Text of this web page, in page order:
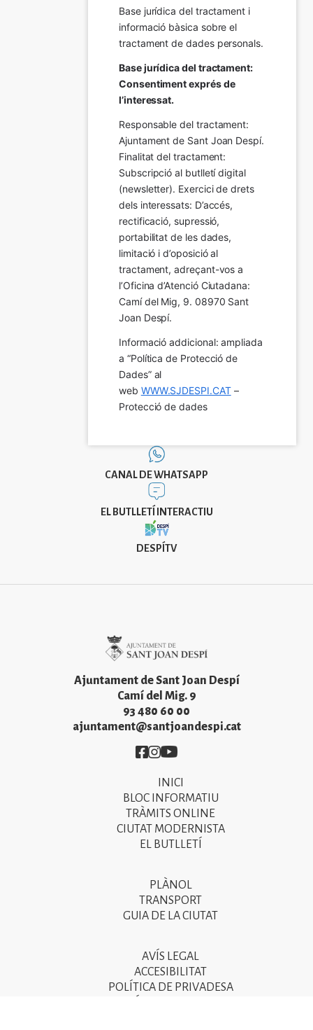
Base jurídica del tractament i
informació bàsica sobre el
tractament de dades personals.
Base jurídica del tractament:
Consentiment exprés de
l’interessat.
Responsable del tractament:
Ajuntament de Sant Joan Despí.
Finalitat del tractament:
Subscripció al butlletí digital
(newsletter). Exercici de drets
dels interessats: D’accés,
rectificació, supressió,
portabilitat de les dades,
limitació i d’oposició al
tractament, adreçant-vos a
l’Oficina d’Atenció Ciutadana:
Camí del Mig, 9. 08970 Sant
Joan Despí.
Informació addicional: ampliada
a “Política de Protecció de
Dades” al
web WWW.SJDESPI.CAT –
Protecció de dades
CANAL DE WHATSAPP
EL BUTLLETÍ INTERACTIU
DESPÍTV
Ajuntament de Sant Joan Despí
Camí del Mig. 9
93 480 60 00
ajuntament@santjoandespi.cat
Imatge
Imatge
Imatge
INICI
BLOC INFORMATIU
TRÀMITS ONLINE
CIUTAT MODERNISTA
EL BUTLLETÍ
PLÀNOL
TRANSPORT
GUIA DE LA CIUTAT
AVÍS LEGAL
ACCESIBILITAT
POLÍTICA DE PRIVADESA